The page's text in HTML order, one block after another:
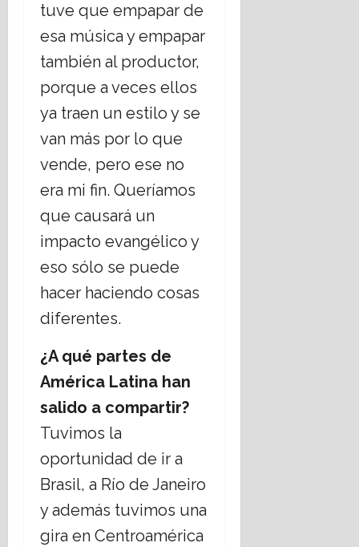
tuve que empapar de
esa música y empapar
también al productor,
porque a veces ellos
ya traen un estilo y se
van más por lo que
vende, pero ese no
era mi fin. Queríamos
que causará un
impacto evangélico y
eso sólo se puede
hacer haciendo cosas
diferentes.
¿A qué partes de
América Latina han
salido a compartir?
Tuvimos la
oportunidad de ir a
Brasil, a Río de Janeiro
y además tuvimos una
gira en Centroamérica